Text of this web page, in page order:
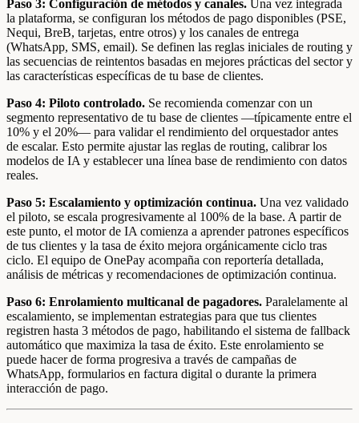
Paso 3: Configuración de métodos y canales. Una vez integrada
la plataforma, se configuran los métodos de pago disponibles (PSE,
Nequi, BreB, tarjetas, entre otros) y los canales de entrega
(WhatsApp, SMS, email). Se definen las reglas iniciales de routing y
las secuencias de reintentos basadas en mejores prácticas del sector y
las características específicas de tu base de clientes.
Paso 4: Piloto controlado. Se recomienda comenzar con un
segmento representativo de tu base de clientes —típicamente entre el
10% y el 20%— para validar el rendimiento del orquestador antes
de escalar. Esto permite ajustar las reglas de routing, calibrar los
modelos de IA y establecer una línea base de rendimiento con datos
reales.
Paso 5: Escalamiento y optimización continua. Una vez validado
el piloto, se escala progresivamente al 100% de la base. A partir de
este punto, el motor de IA comienza a aprender patrones específicos
de tus clientes y la tasa de éxito mejora orgánicamente ciclo tras
ciclo. El equipo de OnePay acompaña con reportería detallada,
análisis de métricas y recomendaciones de optimización continua.
Paso 6: Enrolamiento multicanal de pagadores. Paralelamente al
escalamiento, se implementan estrategias para que tus clientes
registren hasta 3 métodos de pago, habilitando el sistema de fallback
automático que maximiza la tasa de éxito. Este enrolamiento se
puede hacer de forma progresiva a través de campañas de
WhatsApp, formularios en factura digital o durante la primera
interacción de pago.